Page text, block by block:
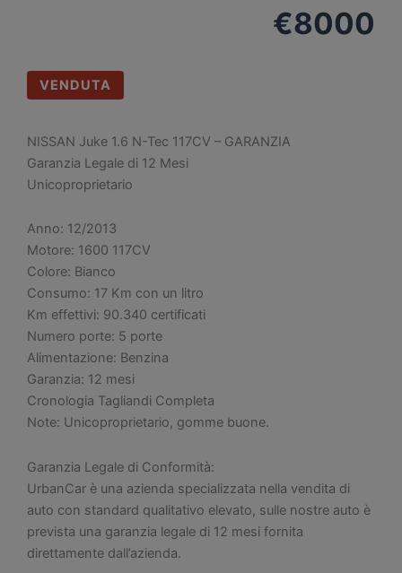
€8000
VENDUTA
NISSAN Juke 1.6 N-Tec 117CV – GARANZIA
Garanzia Legale di 12 Mesi
Unicoproprietario
Anno: 12/2013
Motore: 1600 117CV
Colore: Bianco
Consumo: 17 Km con un litro
Km effettivi: 90.340 certificati
Numero porte: 5 porte
Alimentazione: Benzina
Garanzia: 12 mesi
Cronologia Tagliandi Completa
Note: Unicoproprietario, gomme buone.
Garanzia Legale di Conformità:
UrbanCar è una azienda specializzata nella vendita di
auto con standard qualitativo elevato, sulle nostre auto è
prevista una garanzia legale di 12 mesi fornita
direttamente dall’azienda.